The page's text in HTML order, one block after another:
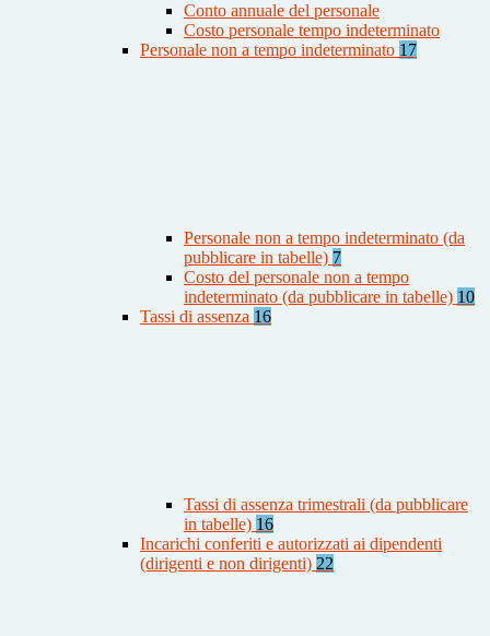
Conto annuale del personale
Costo personale tempo indeterminato
Personale non a tempo indeterminato 17
Personale non a tempo indeterminato (da
pubblicare in tabelle) 7
Costo del personale non a tempo
indeterminato (da pubblicare in tabelle) 10
Tassi di assenza 16
Tassi di assenza trimestrali (da pubblicare
in tabelle) 16
Incarichi conferiti e autorizzati ai dipendenti
(dirigenti e non dirigenti) 22